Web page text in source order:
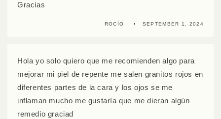
Gracias
ROCÍO SEPTEMBER 1, 2024
Hola yo solo quiero que me recomienden algo para
mejorar mi piel de repente me salen granitos rojos en
diferentes partes de la cara y los ojos se me
inflaman mucho me gustaría que me dieran algún
remedio graciad